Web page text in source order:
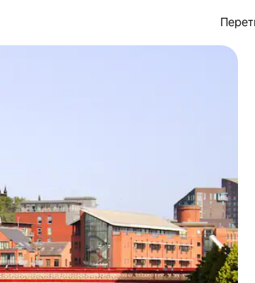
зі стрілками вгору та вниз або жести дотику та